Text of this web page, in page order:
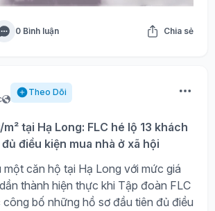
0 Bình luận Chia sẻ
Theo Dõi
tại Hạ Long: FLC hé lộ 13 khách
điều kiện mua nhà ở xã hội
một căn hộ tại Hạ Long với mức giá
thành hiện thực khi Tập đoàn FLC
bố những hồ sơ đầu tiên đủ điều